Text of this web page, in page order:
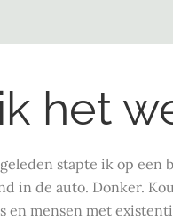
het
stapte ik op een
in de auto. Donker.
en mensen met